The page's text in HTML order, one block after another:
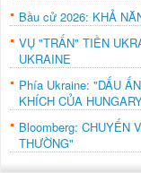
Bầu cử 2026: KHẢ
VỤ "TRẤN" TIỀN
UKRAINE
Phía Ukraine: "DẤU
KHÍCH CỦA
Bloomberg: CHUYẾN
THƯỜNG"